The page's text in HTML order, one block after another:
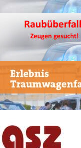
FB News
FB News
IN